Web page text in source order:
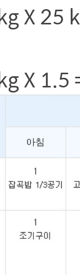
X 25
X 1.5